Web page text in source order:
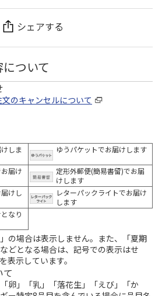
シェアする
ついて
文のキャンセルについて
しま
ゆうパケットでお届けします
届け
定形外郵便(簡易書留)でお届
けします
けし
レターパックライトでお届け
します
なり
の場合は表示しません。また、「夏期
どとなる場合は、記号での表示はせ
表示しています。
て
卵」「乳」「落花生」「えび」「か